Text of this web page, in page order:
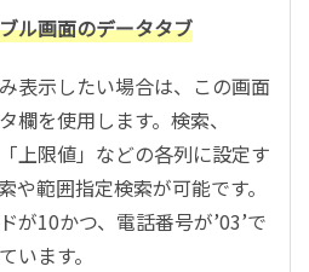
ル画面のデータタブ
表示したい場合は、この画面
欄を使用します。検索、
上限値」などの各列に設定す
や範囲指定検索が可能です。
が10かつ、電話番号が’03’で
います。